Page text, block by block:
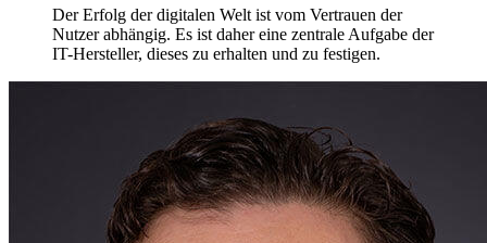
Der Erfolg der digitalen Welt ist vom Vertrauen der
Nutzer abhängig. Es ist daher eine zentrale Aufgabe der
IT-Hersteller, dieses zu erhalten und zu festigen.